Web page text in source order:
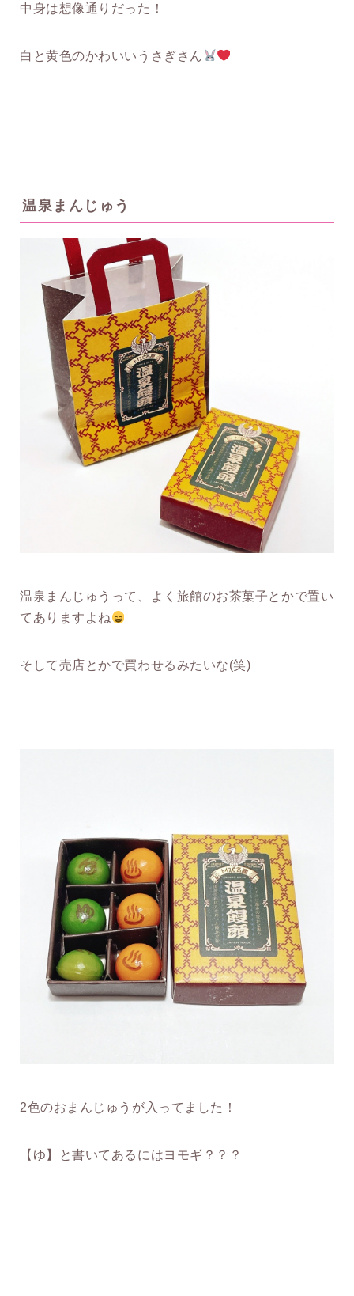
中身は想像通りだった！
白と黄色のかわいいうさぎさん
温泉まんじゅう
温泉まんじゅうって、よく旅館のお茶菓子とかで置い
てありますよね
そして売店とかで買わせるみたいな(笑)
2色のおまんじゅうが入ってました！
【ゆ】と書いてあるにはヨモギ？？？